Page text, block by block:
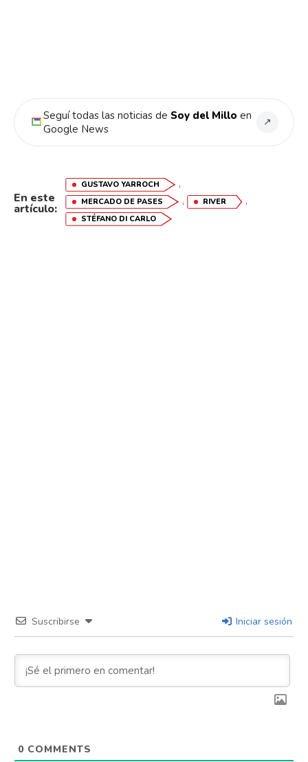
Seguí todas las noticias de Soy del Millo en
Google News
↗
En este
artículo:
GUSTAVO YARROCH ,
MERCADO DE PASES , RIVER ,
STÉFANO DI CARLO
Suscribirse Iniciar sesión
0 COMMENTS